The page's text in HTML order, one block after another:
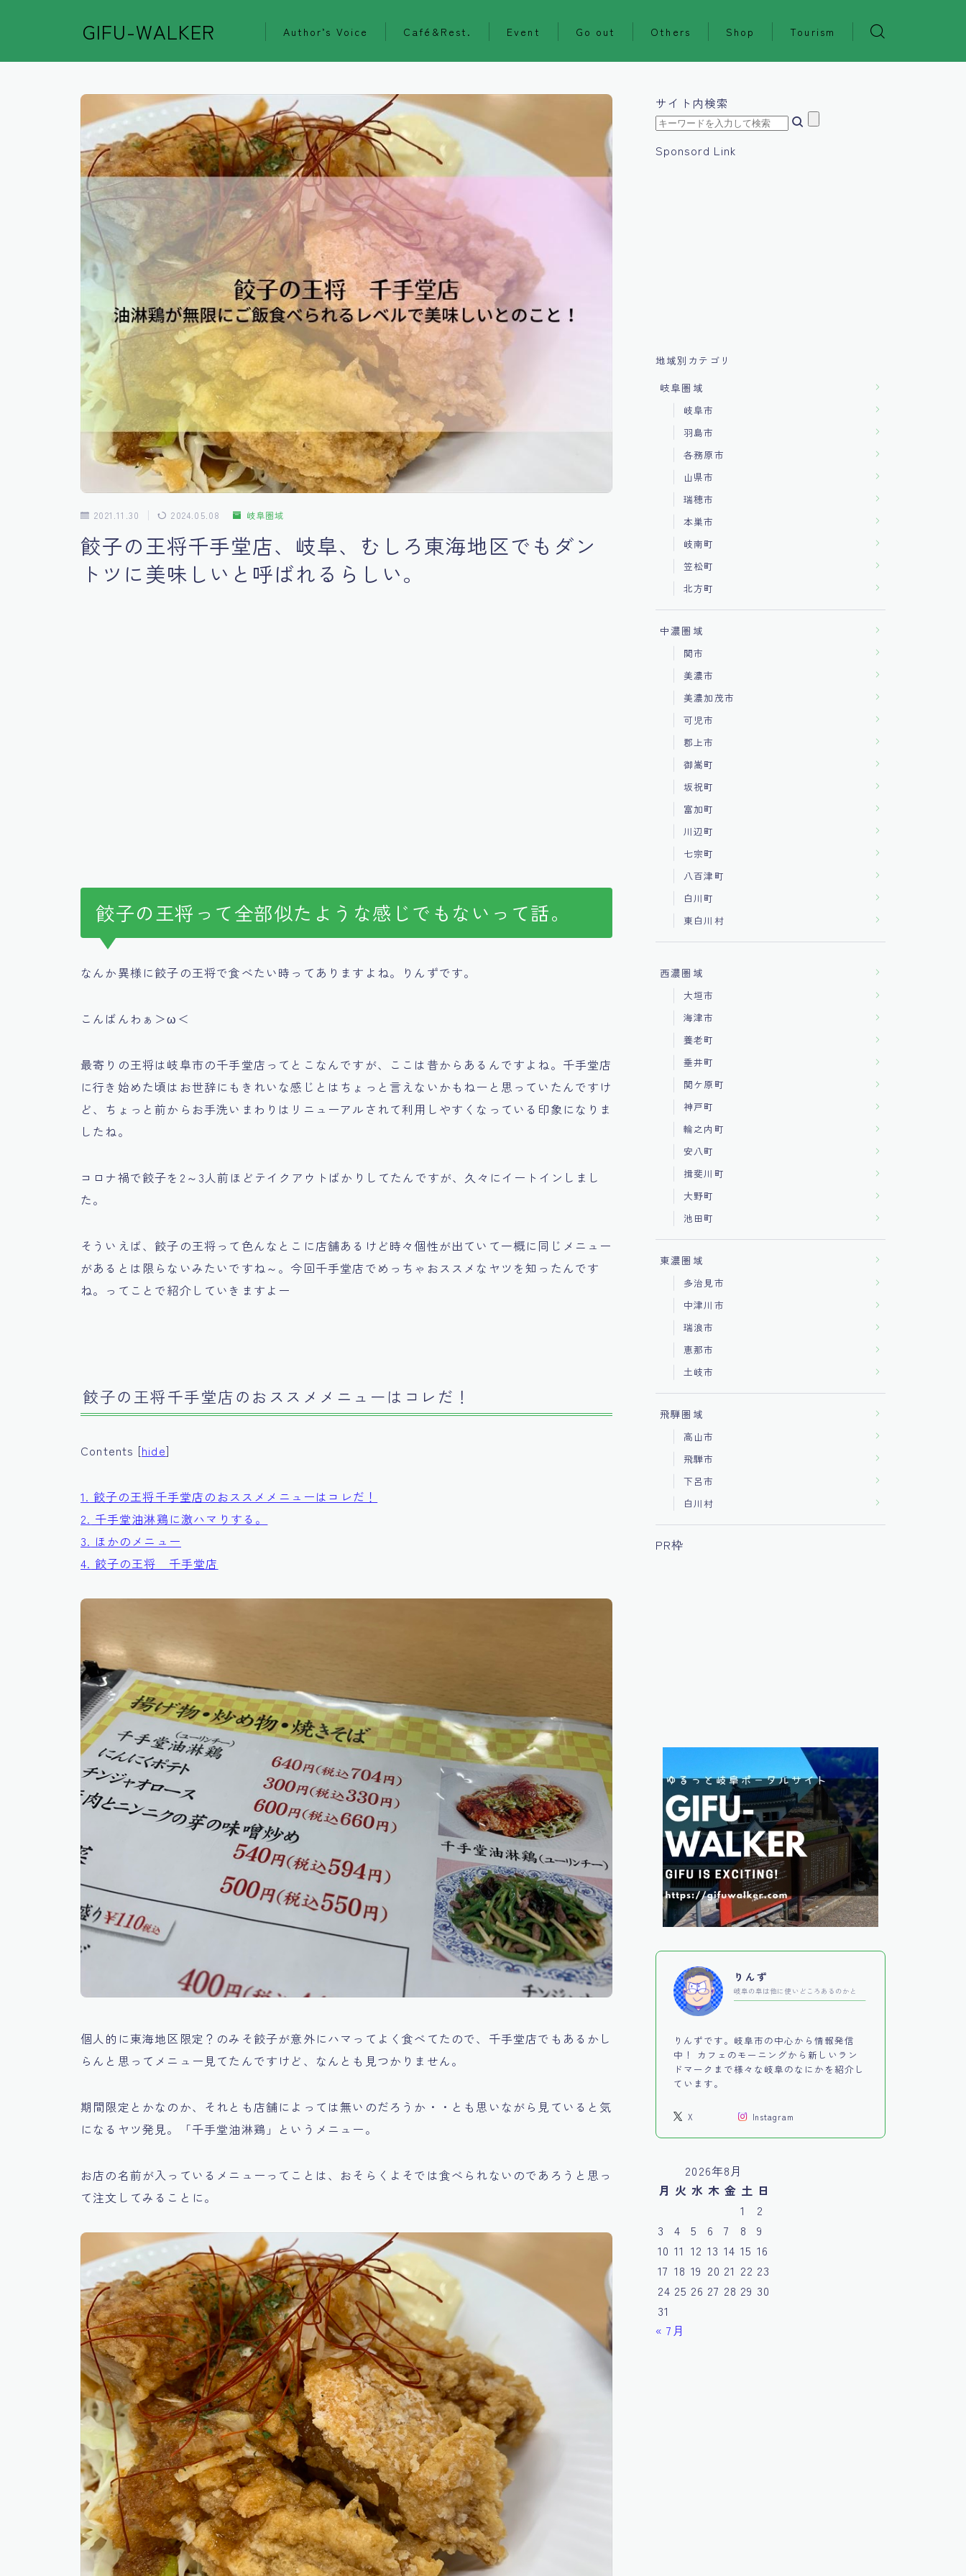
GIFU-WALKER Author’s Voice Café&Rest. Event Go out Others Shop Tourism
2021.11.30 2024.05.08 岐阜圏域
餃子の王将千手堂店、岐阜、むしろ東海地区でもダン
トツに美味しいと呼ばれるらしい。
餃子の王将って全部似たような感じでもないって話。
なんか異様に餃子の王将で食べたい時ってありますよね。りんずです。
こんばんわぁ＞ω＜
最寄りの王将は岐阜市の千手堂店ってとこなんですが、ここは昔からあるんですよね。千手堂店
に行き始めた頃はお世辞にもきれいな感じとはちょっと言えないかもねーと思っていたんですけ
ど、ちょっと前からお手洗いまわりはリニューアルされて利用しやすくなっている印象になりま
したね。
コロナ禍で餃子を2～3人前ほどテイクアウトばかりしてたんですが、久々にイートインしまし
た。
そういえば、餃子の王将って色んなとこに店舗あるけど時々個性が出ていて一概に同じメニュー
があるとは限らないみたいですね～。今回千手堂店でめっちゃおススメなヤツを知ったんです
ね。ってことで紹介していきますよー
餃子の王将千手堂店のおススメメニューはコレだ！
Contents [hide]
1. 餃子の王将千手堂店のおススメメニューはコレだ！
2. 千手堂油淋鶏に激ハマりする。
3. ほかのメニュー
4. 餃子の王将 千手堂店
個人的に東海地区限定？のみそ餃子が意外にハマってよく食べてたので、千手堂店でもあるかし
らんと思ってメニュー見てたんですけど、なんとも見つかりません。
期間限定とかなのか、それとも店舗によっては無いのだろうか・・とも思いながら見ていると気
になるヤツ発見。「千手堂油淋鶏 」というメニュー。
お店の名前が入っているメニューってことは、おそらくよそでは食べられないのであろうと思っ
て注文してみることに。
サイト内検索
Sponsord Link
地域別カテゴリ
岐阜圏域
岐阜市
羽島市
各務原市
山県市
瑞穂市
本巣市
岐南町
笠松町
北方町
中濃圏域
関市
美濃市
美濃加茂市
可児市
郡上市
御嵩町
坂祝町
富加町
川辺町
七宗町
八百津町
白川町
東白川村
西濃圏域
大垣市
海津市
養老町
垂井町
関ケ原町
神戸町
輪之内町
安八町
揖斐川町
大野町
池田町
東濃圏域
多治見市
中津川市
瑞浪市
恵那市
土岐市
飛騨圏域
高山市
飛騨市
下呂市
白川村
PR枠
りんず
岐阜の阜は他に使いどころあるのかと
りんずです。岐阜市の中心から情報発信
中！ カフェのモーニングから新しいラン
ドマークまで様々な岐阜のなにかを紹介し
ています。
X Instagram
2026年8月
月 火 水 木 金 土 日
1
2
3
4 5 6 7 8
9
10 11 12 13 14 15 16
17 18 19 20 21 22 23
24 25 26 27 28 29 30
31
« 7月